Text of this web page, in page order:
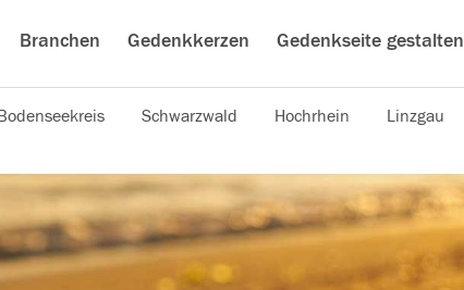
Branchen Gedenkkerzen Gedenkseite gestalten
Schwarzwald Hochrhein Linzgau